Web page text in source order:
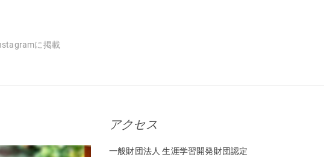
に掲載
アクセス
一般財団法人 生涯学習開発財団認定